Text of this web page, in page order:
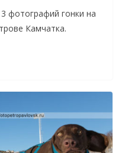
фотографий гонки на
Камчатка.